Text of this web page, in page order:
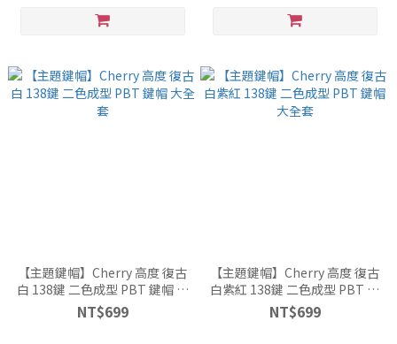
【主題鍵帽】Cherry 高度 復古
白 138鍵 二色成型 PBT 鍵帽 大
全套
NT$699
【主題鍵帽】Cherry 高度 復古
白紫紅 138鍵 二色成型 PBT 鍵
帽 大全套
NT$699